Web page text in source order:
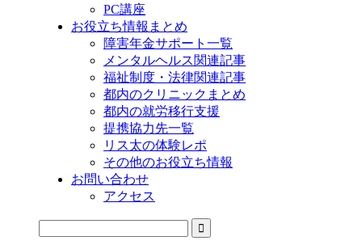
PC講座
お役立ち情報まとめ
障害年金サポート一覧
メンタルヘルス関連記事
福祉制度・法律関連記事
都内のクリニックまとめ
都内の就労移行支援
提携協力先一覧
リス太の体験レポ
その他のお役立ち情報
お問い合わせ
アクセス